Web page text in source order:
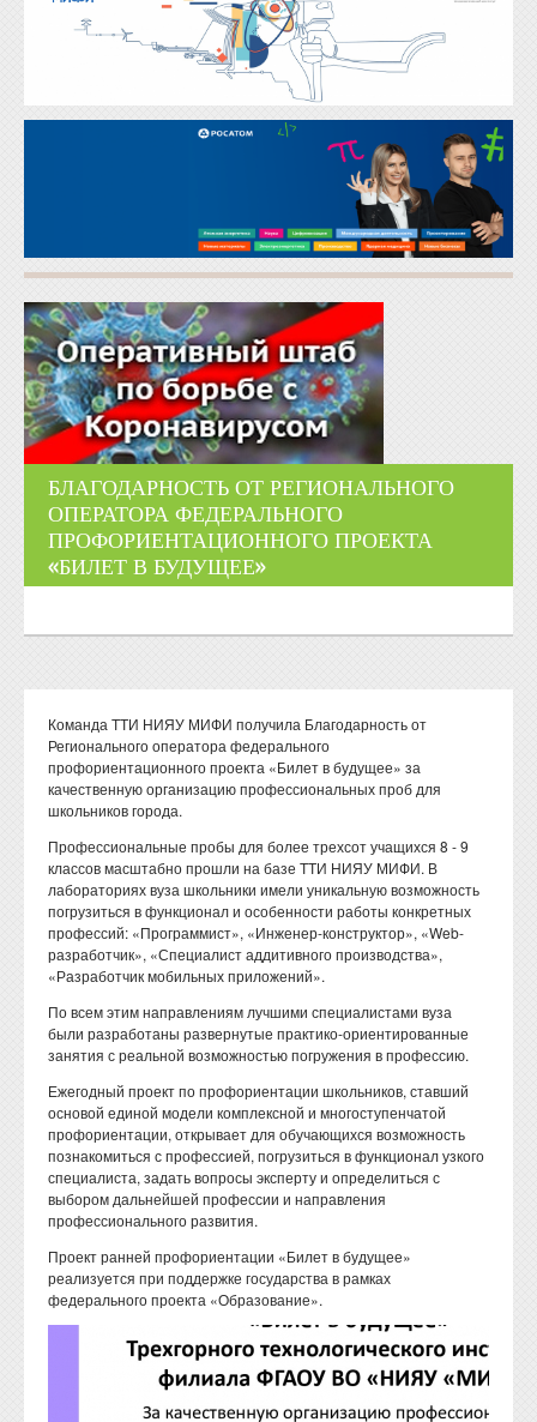
БЛАГОДАРНОСТЬ ОТ РЕГИОНАЛЬНОГО
ОПЕРАТОРА ФЕДЕРАЛЬНОГО
ПРОФОРИЕНТАЦИОННОГО ПРОЕКТА
«БИЛЕТ В БУДУЩЕЕ»
Команда ТТИ НИЯУ МИФИ получила Благодарность от
Регионального оператора федерального
профориентационного проекта «Билет в будущее» за
качественную организацию профессиональных проб для
школьников города.
Профессиональные пробы для более трехсот учащихся 8 - 9
классов масштабно прошли на базе ТТИ НИЯУ МИФИ. В
лабораториях вуза школьники имели уникальную возможность
погрузиться в функционал и особенности работы конкретных
профессий: «Программист», «Инженер-конструктор», «Web-
разработчик», «Специалист аддитивного производства»,
«Разработчик мобильных приложений».
По всем этим направлениям лучшими специалистами вуза
были разработаны развернутые практико-ориентированные
занятия с реальной возможностью погружения в профессию.
Ежегодный проект по профориентации школьников, ставший
основой единой модели комплексной и многоступенчатой
профориентации, открывает для обучающихся возможность
познакомиться с профессией, погрузиться в функционал узкого
специалиста, задать вопросы эксперту и определиться с
выбором дальнейшей профессии и направления
профессионального развития.
Проект ранней профориентации «Билет в будущее»
реализуется при поддержке государства в рамках
федерального проекта «Образование».